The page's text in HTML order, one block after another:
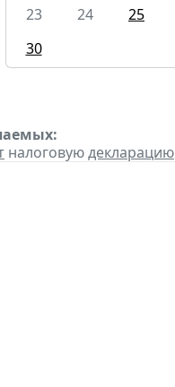
23
24 25
30
налоговуюдекларацию